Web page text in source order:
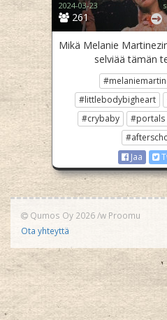
261
2024-03-23
Mikä Melanie
selviää tämän
#littlebodybigheart
#crybaby
#portals
Jaa
Qumos Oy 2026/w Proomu
Ota yhteyttä